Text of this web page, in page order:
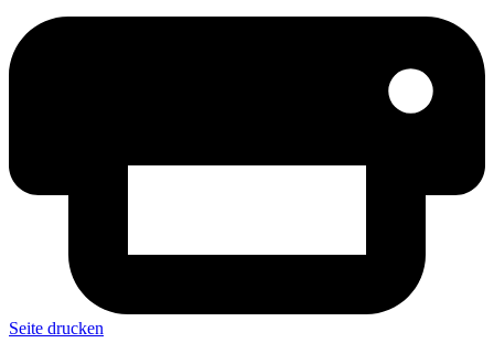
Seite drucken